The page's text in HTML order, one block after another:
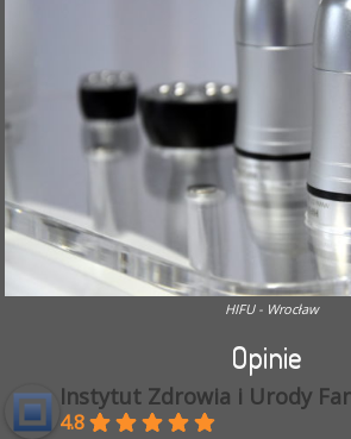
HIFU - Wrocław
Opinie
Instytut Zdrowia i Urody
4.8